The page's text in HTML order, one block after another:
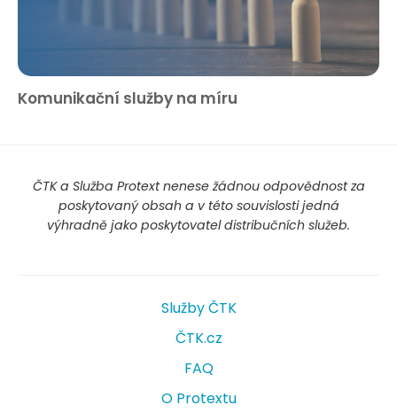
Komunikační služby na míru
ČTK a Služba Protext nenese žádnou odpovědnost za
poskytovaný obsah a v této souvislosti jedná
výhradně jako poskytovatel distribučních služeb.
Služby ČTK
ČTK.cz
FAQ
O Protextu